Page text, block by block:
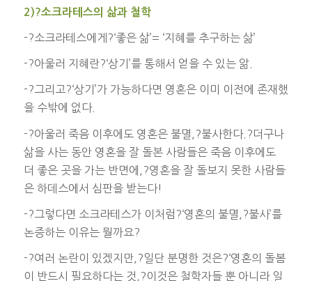
2)?소크라테스의 삶과 철학
-?소크라테스에게?‘좋은 삶’= ‘지혜를 추구하는 삶’
-?아울러 지혜란?‘상기’를 통해서 얻을 수 있는 앎.
-?그리고?‘상기’가 가능하다면 영혼은 이미 이전에 존재했
을 수밖에 없다.
-?아울러 죽음 이후에도 영혼은 불멸,?불사한다.?더구나
삶을 사는 동안 영혼을 잘 돌본 사람들은 죽음 이후에도
더 좋은 곳을 가는 반면에,?영혼을 잘 돌보지 못한 사람들
은 하데스에서 심판을 받는다!
-?그렇다면 소크라테스가 이처럼?‘영혼의 불멸,?불사’를
논증하는 이유는 뭘까요?
-?여러 논란이 있겠지만,?일단 분명한 것은?‘영혼의 돌봄
이 반드시 필요하다는 것,?이것은 철학자들 뿐 아니라 일